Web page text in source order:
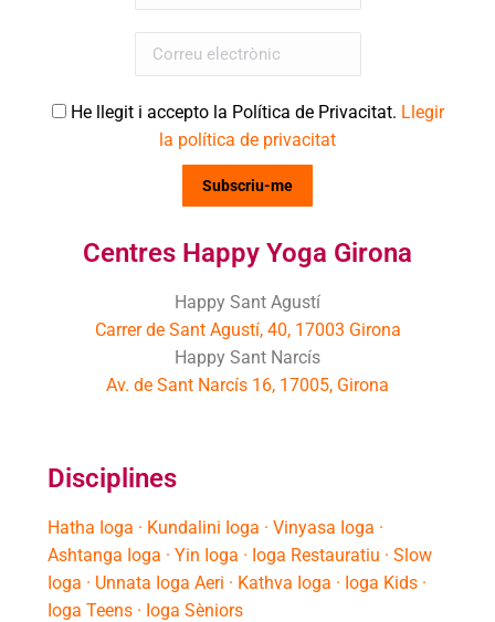
He llegit i accepto la Política de Privacitat. Llegir
la política de privacitat
Centres Happy Yoga Girona
Happy Sant Agustí
Carrer de Sant Agustí, 40, 17003 Girona
Happy Sant Narcís
Av. de Sant Narcís 16, 17005, Girona
Disciplines
Hatha Ioga · Kundalini Ioga · Vinyasa Ioga ·
Ashtanga Ioga · Yin Ioga · Ioga Restauratiu · Slow
Ioga · Unnata Ioga Aeri · Kathva Ioga · Ioga Kids ·
Ioga Teens · Ioga Sèniors